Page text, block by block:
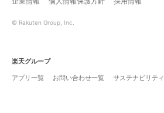
© Rakuten Group, Inc.
楽天グループ
アプリ一覧
お問い合わせ一覧 サステナビリティ